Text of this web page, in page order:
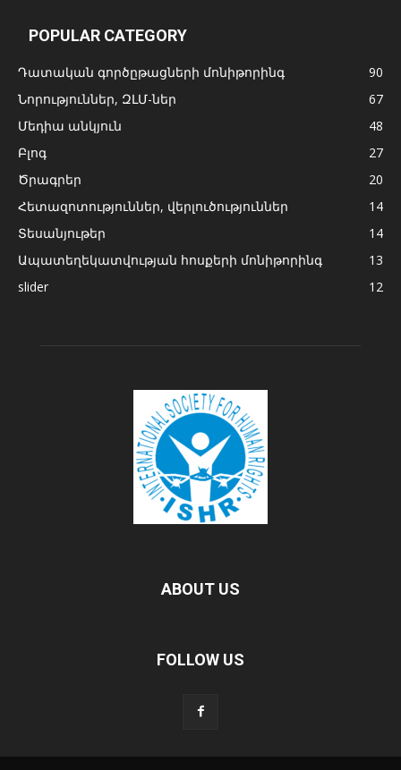
POPULAR CATEGORY
Դատական գործըթացների մոնիթորինգ
90
Նորություններ, ԶԼՄ-ներ
67
Մեդիա անկյուն
48
Բլոգ
27
Ծրագրեր
20
Հետազոտություններ, վերլուծություններ
14
Տեսանյութեր
14
Ապատեղեկատվության հոսքերի մոնիթորինգ
13
slider
12
ABOUT US
FOLLOW US